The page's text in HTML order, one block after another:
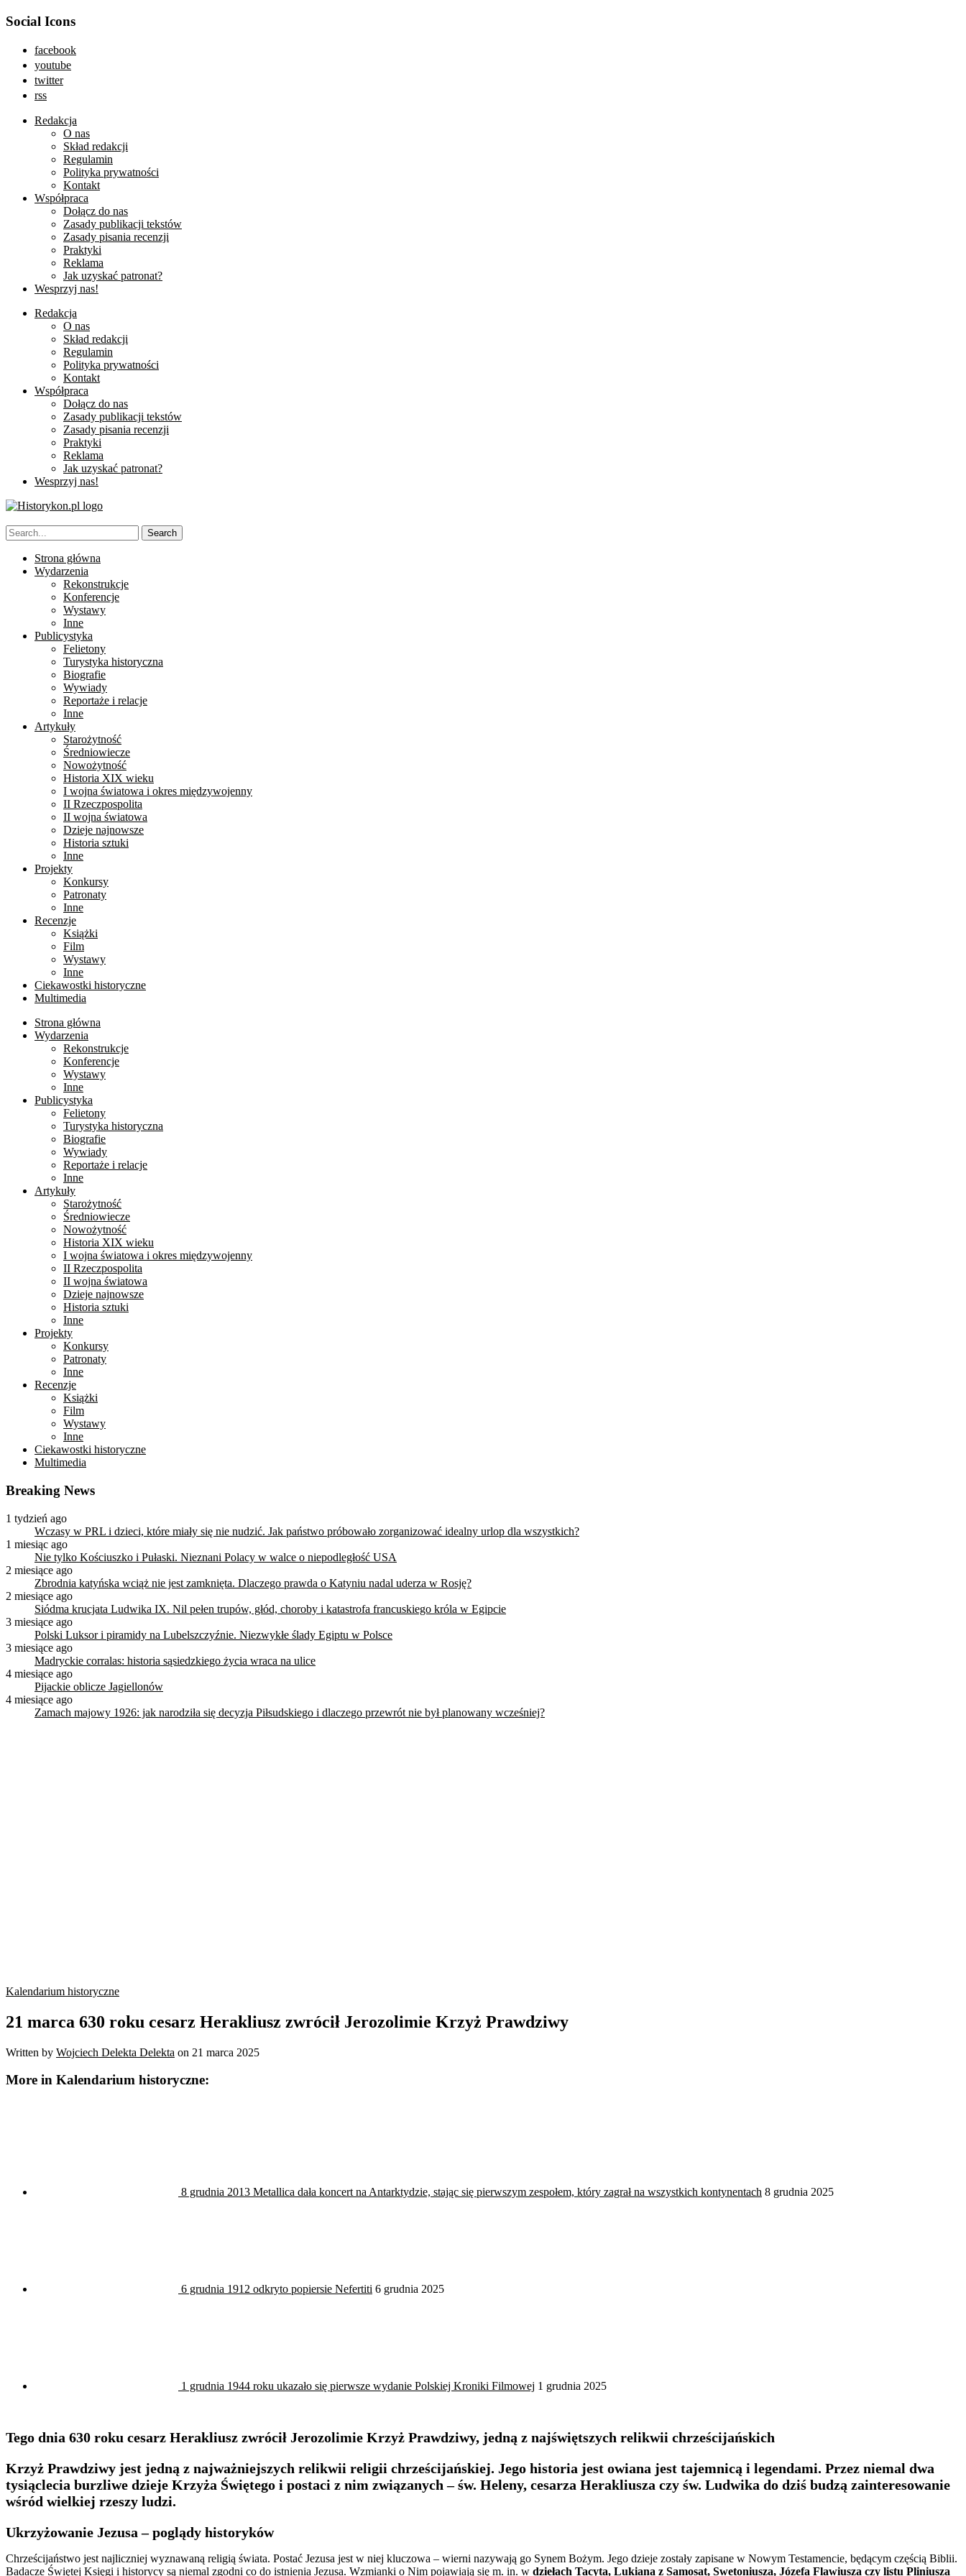
Social Icons
facebook
youtube
twitter
rss
Redakcja
O nas
Skład redakcji
Regulamin
Polityka prywatności
Kontakt
Współpraca
Dołącz do nas
Zasady publikacji tekstów
Zasady pisania recenzji
Praktyki
Reklama
Jak uzyskać patronat?
Wesprzyj nas!
Redakcja
O nas
Skład redakcji
Regulamin
Polityka prywatności
Kontakt
Współpraca
Dołącz do nas
Zasady publikacji tekstów
Zasady pisania recenzji
Praktyki
Reklama
Jak uzyskać patronat?
Wesprzyj nas!
Strona główna
Wydarzenia
Rekonstrukcje
Konferencje
Wystawy
Inne
Publicystyka
Felietony
Turystyka historyczna
Biografie
Wywiady
Reportaże i relacje
Inne
Artykuły
Starożytność
Średniowiecze
Nowożytność
Historia XIX wieku
I wojna światowa i okres międzywojenny
II Rzeczpospolita
II wojna światowa
Dzieje najnowsze
Historia sztuki
Inne
Projekty
Konkursy
Patronaty
Inne
Recenzje
Książki
Film
Wystawy
Inne
Ciekawostki historyczne
Multimedia
Strona główna
Wydarzenia
Rekonstrukcje
Konferencje
Wystawy
Inne
Publicystyka
Felietony
Turystyka historyczna
Biografie
Wywiady
Reportaże i relacje
Inne
Artykuły
Starożytność
Średniowiecze
Nowożytność
Historia XIX wieku
I wojna światowa i okres międzywojenny
II Rzeczpospolita
II wojna światowa
Dzieje najnowsze
Historia sztuki
Inne
Projekty
Konkursy
Patronaty
Inne
Recenzje
Książki
Film
Wystawy
Inne
Ciekawostki historyczne
Multimedia
Breaking News
1 tydzień ago
Wczasy w PRL i dzieci, które miały się nie nudzić. Jak państwo próbowało zorganizować idealny urlop dla wszystkich?
1 miesiąc ago
Nie tylko Kościuszko i Pułaski. Nieznani Polacy w walce o niepodległość USA
2 miesiące ago
Zbrodnia katyńska wciąż nie jest zamknięta. Dlaczego prawda o Katyniu nadal uderza w Rosję?
2 miesiące ago
Siódma krucjata Ludwika IX. Nil pełen trupów, głód, choroby i katastrofa francuskiego króla w Egipcie
3 miesiące ago
Polski Luksor i piramidy na Lubelszczyźnie. Niezwykłe ślady Egiptu w Polsce
3 miesiące ago
Madryckie corralas: historia sąsiedzkiego życia wraca na ulice
4 miesiące ago
Pijackie oblicze Jagiellonów
4 miesiące ago
Zamach majowy 1926: jak narodziła się decyzja Piłsudskiego i dlaczego przewrót nie był planowany wcześniej?
Kalendarium historyczne
21 marca 630 roku cesarz Herakliusz zwrócił Jerozolimie Krzyż Prawdziwy
Written by Wojciech Delekta Delekta on 21 marca 2025
More in Kalendarium historyczne:
8 grudnia 2013 Metallica dała koncert na Antarktydzie, stając się pierwszym zespołem, który zagrał na wszystkich kontynentach 8 grudnia 2025
6 grudnia 1912 odkryto popiersie Nefertiti 6 grudnia 2025
1 grudnia 1944 roku ukazało się pierwsze wydanie Polskiej Kroniki Filmowej 1 grudnia 2025
Tego dnia 630 roku cesarz Herakliusz zwrócił Jerozolimie Krzyż Prawdziwy, jedną z najświętszych relikwii chrześcijańskich
Krzyż Prawdziwy jest jedną z najważniejszych relikwii religii chrześcijańskiej. Jego historia jest owiana jest tajemnicą i legendami. Przez niemal dwa
tysiąclecia burzliwe dzieje Krzyża Świętego i postaci z nim związanych – św. Heleny, cesarza Herakliusza czy św. Ludwika do dziś budzą zainteresowanie
wśród wielkiej rzeszy ludzi.
Ukrzyżowanie Jezusa – poglądy historyków
Chrześcijaństwo jest najliczniej wyznawaną religią świata. Postać Jezusa jest w niej kluczowa – wierni nazywają go Synem Bożym. Jego dzieje zostały zapisane w Nowym Testamencie, będącym częścią Biblii.
Badacze Świętej Księgi i historycy są niemal zgodni co do istnienia Jezusa. Wzmianki o Nim pojawiają się m. in. w dziełach Tacyta, Lukiana z Samosat, Swetoniusza, Józefa Flawiusza czy listu Pliniusza